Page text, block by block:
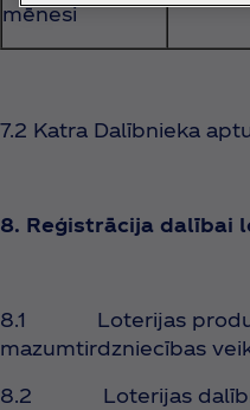
mēnesi
7.2 Katra Dalībnieka
8. Reģistrācija dalībai
8.1 Loterijas
mazumtirdzniecības
8.2 Loterijas